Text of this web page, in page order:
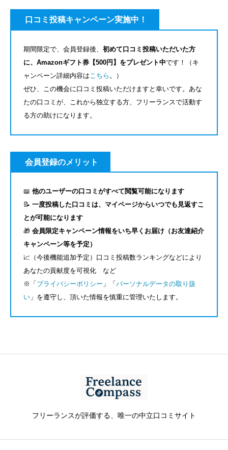
口コミ投稿キャンペーン実施中！
期間限定で、会員登録後、 初めて口コミ投稿いただいた方
に、Amazonギフト券【500円】をプレゼント中です！（キ
ャンペーン詳細内容は こちら 。）
ぜひ、この機会に口コミ投稿いただけますと幸いです。あな
たの口コミが、これから独立する方、フリーランスで活動す
る方の助けになります。
会員登録のメリット
📖 他のユーザーの口コミがすべて閲覧可能になります
📝 一度投稿した口コミは、マイページからいつでも見返すこ
とが可能になります
🎁 会員限定キャンペーン情報をいち早くお届け（お友達紹介
キャンペーン等を予定）
📈（今後機能追加予定）口コミ投稿数ランキングなどにより
あなたの貢献度を可視化 など
※「 プライバシーポリシー 」「 パーソナルデータの取り扱
い 」を遵守し、頂いた情報を慎重に管理いたします。
フリーランスが評価する、唯一の中立口コミサイト